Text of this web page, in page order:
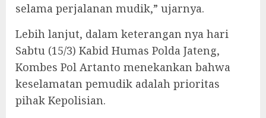
selama perjalanan mudik,” ujarnya.
Lebih lanjut, dalam keterangan nya hari
Sabtu (15/3) Kabid Humas Polda Jateng,
Kombes Pol Artanto menekankan bahwa
keselamatan pemudik adalah prioritas
pihak Kepolisian.